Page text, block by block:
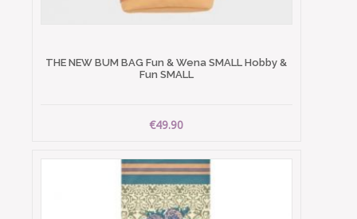
THE NEW BUM BAG Fun & Wena SMALL Hobby &
Fun SMALL
€49.90